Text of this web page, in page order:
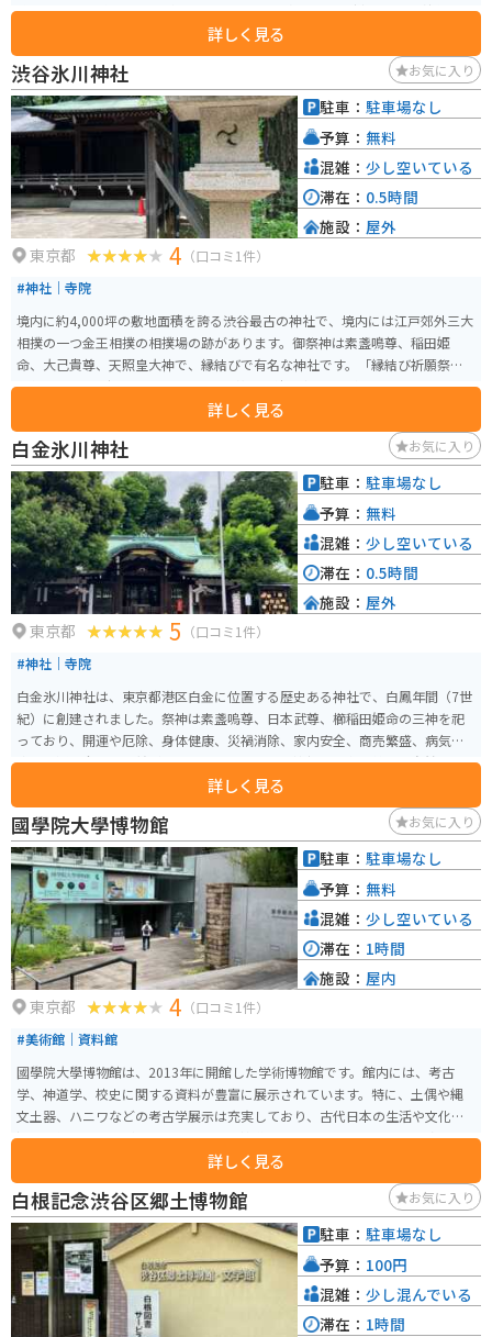
成果を間近に感じることができます。 また、塙保己一の生涯や彼の影響を受
けた後世の学者たちについても詳しく紹介されており、教育的価値が高いで
す。特に「群書類従」の版木（17,244枚）は重要文化財に指定されており、
その保存と展示は学術研究にも貢献しています。重文指定の『群書類従』版
木の保管や各種啓発事業を行っています。
詳しく見る
渋谷氷川神社 お気に入り
東京都 4 （口コミ1件）
#神社｜寺院
境内に約4,000坪の敷地面積を誇る渋谷最古の神社で、境内には江戸郊外三大
相撲の一つ金王相撲の相撲場の跡があります。御祭神は素盞鳴尊、稲田姫
命、大己貴尊、天照皇大神で、縁結びで有名な神社です。「縁結び祈願祭」
は毎月15日15時15分から斎行され、若い女性を中心に人気のイベントとなっ
詳しく見る
駐車： 駐車場なし
予算： 無料
混雑： 少し空いている
滞在： 0.5時間
施設： 屋外
白金氷川神社 お気に入り
東京都 5 （口コミ1件）
#神社｜寺院
白金氷川神社は、東京都港区白金に位置する歴史ある神社で、白鳳年間（7世
紀）に創建されました。祭神は素盞嗚尊、日本武尊、櫛稲田姫命の三神を祀
っており、開運や厄除、身体健康、災禍消除、家内安全、商売繁盛、病気平
癒、交通安全の御利益があるとされています。神社の境内は美しい自然に囲
まれており、特に春には桜が咲き誇り、とてもきれいです。 白金氷川神社は
地域の総鎮守として信仰を集めており、年間を通じて多くの祭りや行事が行
われます。特に、毎年9月の例大祭は多くの参拝者で賑わい、神輿や屋台が出
るなど、賑やかな雰囲気が楽しめます。
詳しく見る
駐車： 駐車場なし
予算： 無料
混雑： 少し空いている
滞在： 0.5時間
施設： 屋外
國學院大學博物館 お気に入り
東京都 4 （口コミ1件）
#美術館｜資料館
國學院大學博物館は、2013年に開館した学術博物館です。館内には、考古
学、神道学、校史に関する資料が豊富に展示されています。特に、土偶や縄
文土器、ハニワなどの考古学展示は充実しており、古代日本の生活や文化を
深く理解することができます。また、神道をテーマにした展示では、珍しい
神具や祭祀の道具が紹介され、日本の宗教文化を学ぶことができます。さら
に、企画展も年に5,6回開催されており、訪れるたびに新しい発見がありま
す。静かで落ち着いた環境の中で、日本の歴史と文化をじっくりと楽しむこ
とができるスポットです。
詳しく見る
駐車： 駐車場なし
予算： 無料
混雑： 少し空いている
滞在： 1時間
施設： 屋内
白根記念渋谷区郷土博物館 お気に入り
駐車： 駐車場なし
予算： 100円
混雑： 少し混んでいる
滞在： 1時間